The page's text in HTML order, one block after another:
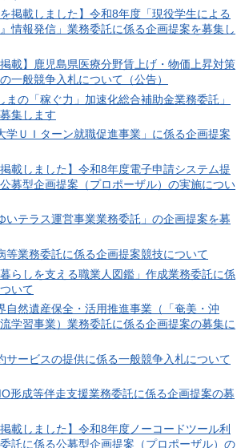
を掲載しました】令和8年度「現役学生による
』情報発信」業務委託に係る企画提案を募集し
掲載】鹿児島県医療分野賃上げ・物価上昇対策
一般競争入札について（公告）
まの「稼ぐ力」加速化総合補助金業務委託」
集します
学ＵＩターン就職促進事業」に係る企画提案
掲載しました】令和8年度電子申請システム提
募型企画提案（プロポーザル）の実施につい
いテラス運営事業業務委託」の企画提案を募
等業務委託に係る企画提案競技について
らしを支える職業人図鑑」作成業務委託に係
いて
自然遺産保全・活用推進事業（「奄美・沖
学習事業）業務委託に係る企画提案の募集に
サービスの提供に係る一般競争入札について
形成等伴走支援業務委託に係る企画提案の募
載しました】令和8年度ノーコードツール利
託に係る公募型企画提案（プロポーザル）の